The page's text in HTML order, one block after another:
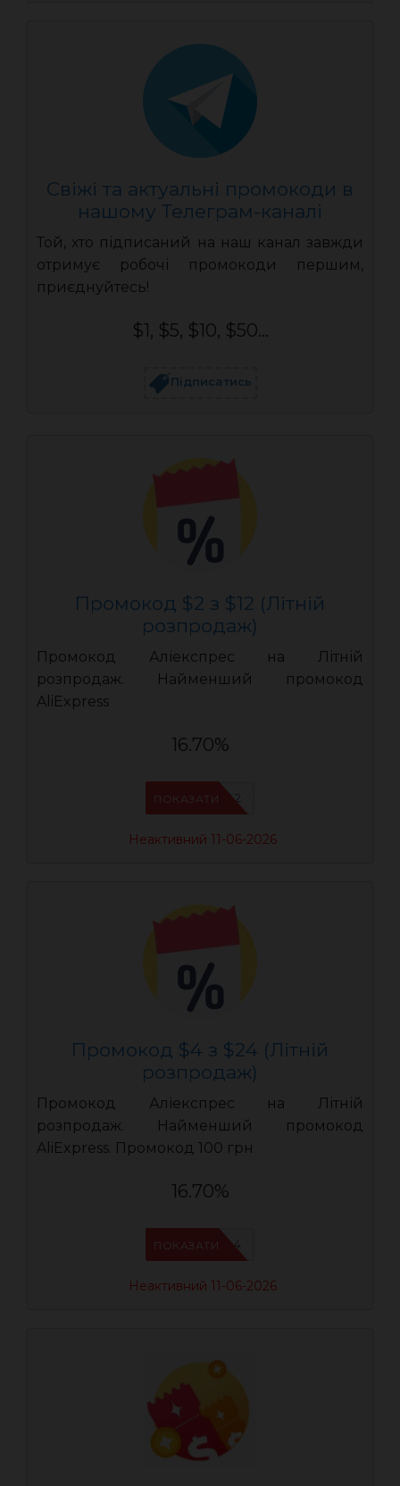
Свіжі та актуальні промокоди в
нашому Телеграм-каналі
Той, хто підписаний на наш канал завжди
отримує робочі промокоди першим,
приєднуйтесь!
$1, $5, $10, $50...
Підписатись
Промокод $2 з $12 (Літній
розпродаж)
Промокод Аліекспрес на Літній
розпродаж. Найменший промокод
AliExpress
16.70%
AEUA2
ПОКАЗАТИ
Неактивний 11-06-2026
Промокод $4 з $24 (Літній
розпродаж)
Промокод Аліекспрес на Літній
розпродаж. Найменший промокод
AliExpress. Промокод 100 грн
16.70%
AEUA4
ПОКАЗАТИ
Неактивний 11-06-2026